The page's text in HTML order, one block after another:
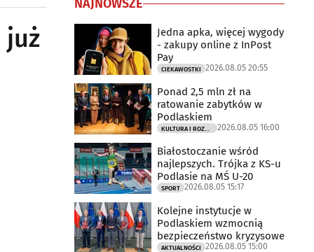
już
NAJNOWSZE
Jedna apka, więcej wygody
- zakupy online z InPost
Pay
CIEKAWOSTKI 2026.08.05 20:55
Ponad 2,5 mln zł na
ratowanie zabytków w
Podlaskiem
2026.08.05 16:00
Białostoczanie wśród
najlepszych. Trójka z KS-u
Podlasie na MŚ U-20
SPORT 2026.08.05 15:17
Kolejne instytucje w
Podlaskiem wzmocnią
bezpieczeństwo kryzysowe
AKTUALNOŚCI 2026.08.05 15:00